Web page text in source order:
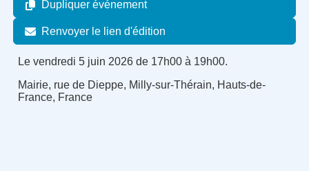
Dupliquer événement
Renvoyer le lien d'édition
Le vendredi 5 juin 2026 de 17h00 à 19h00.
Mairie, rue de Dieppe, Milly-sur-Thérain, Hauts-de-
France, France